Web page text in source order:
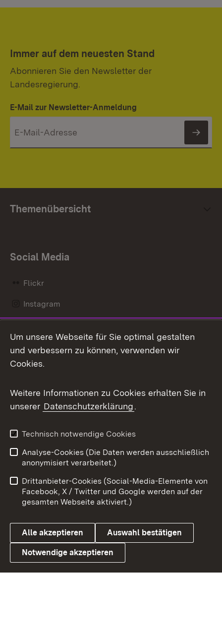
Immer auf dem neuesten Stand
Abonnieren Sie den Newsletter der
Landesregierung.
E-Mail zur Newsletter-Anmeldung
Themenübersicht
Social Media
Flickr
Instagram
Mastodon
Messenger
Social Wall
X / Twitter
Youtube
Link zum Landesportal
Benutzungshinweise
Barrierefreiheit
Datenschutz
Cookies
Um unsere Webseite für Sie optimal gestalten
und verbessern zu können, verwenden wir
Cookies.
Weitere Informationen zu Cookies erhalten Sie in
unserer Datenschutzerklärung.
Technisch notwendige Cookies
Analyse-Cookies (Die Daten werden ausschließlich
anonymisiert verarbeitet.)
Drittanbieter-Cookies (Social-Media-Elemente von
Facebook, X / Twitter und Google werden auf der
gesamten Webseite aktiviert.)
Alle akzeptieren Auswahl bestätigen
Notwendige akzeptieren